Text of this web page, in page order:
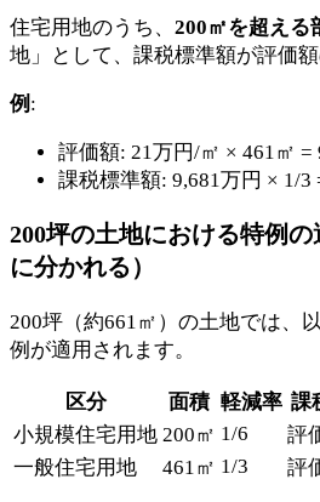
住宅用地のうち、 200㎡を超える
地」として、課税標準額が評価
例 :
評価額: 21万円/㎡ × 461㎡ =
課税標準額: 9,681万円 × 1/3
200坪の土地における特例の
に分かれる）
200坪（約661㎡）の土地では、
例が適用されます。
区分 面積 軽減率 課
小規模住宅用地 200㎡ 1/6
評
一般住宅用地
461㎡ 1/3 評